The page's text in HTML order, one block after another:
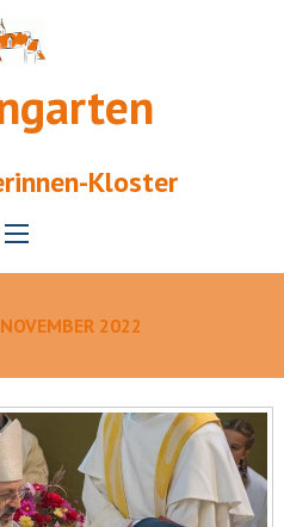
Kloster
NOVEMBER 2022